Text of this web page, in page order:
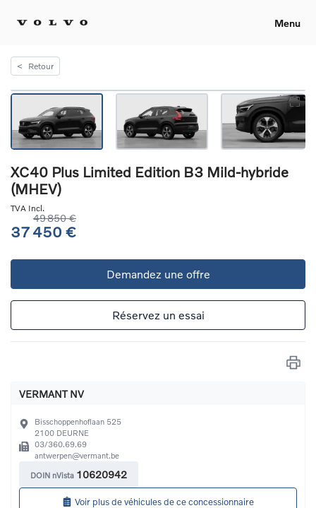
Menu
< Retour
XC40 Plus Limited Edition B3 Mild-hybride
(MHEV)
TVA Incl.
49 850 €
37 450 €
Demandez une offre
Réservez un essai
VERMANT NV
Bisschoppenhoflaan 525
2100 DEURNE
03/360.69.69
antwerpen@vermant.be
DOIN nVista 10620942
Voir plus de véhicules de ce concessionnaire